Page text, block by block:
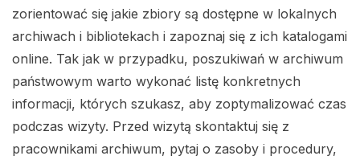
zorientować się jakie zbiory są dostępne w lokalnych
archiwach i bibliotekach i zapoznaj się z ich katalogami
online. Tak jak w przypadku, poszukiwań w archiwum
państwowym warto wykonać listę konkretnych
informacji, których szukasz, aby zoptymalizować czas
podczas wizyty. Przed wizytą skontaktuj się z
pracownikami archiwum, pytaj o zasoby i procedury,